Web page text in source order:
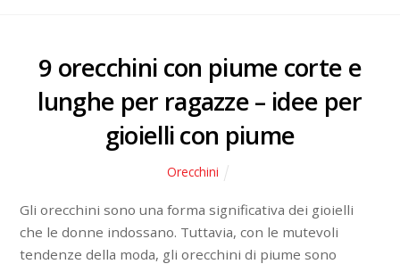
9 orecchini con piume corte e
lunghe per ragazze – idee per
gioielli con piume
Orecchini
Gli orecchini sono una forma significativa dei gioielli
che le donne indossano. Tuttavia, con le mutevoli
tendenze della moda, gli orecchini di piume sono